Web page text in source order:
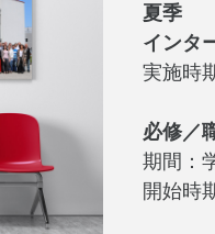
夏季
インタ
実施時
必修／
期間：
開始時